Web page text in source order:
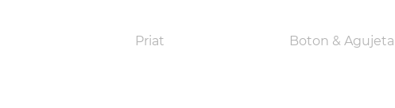
Priat Boton & Agujeta